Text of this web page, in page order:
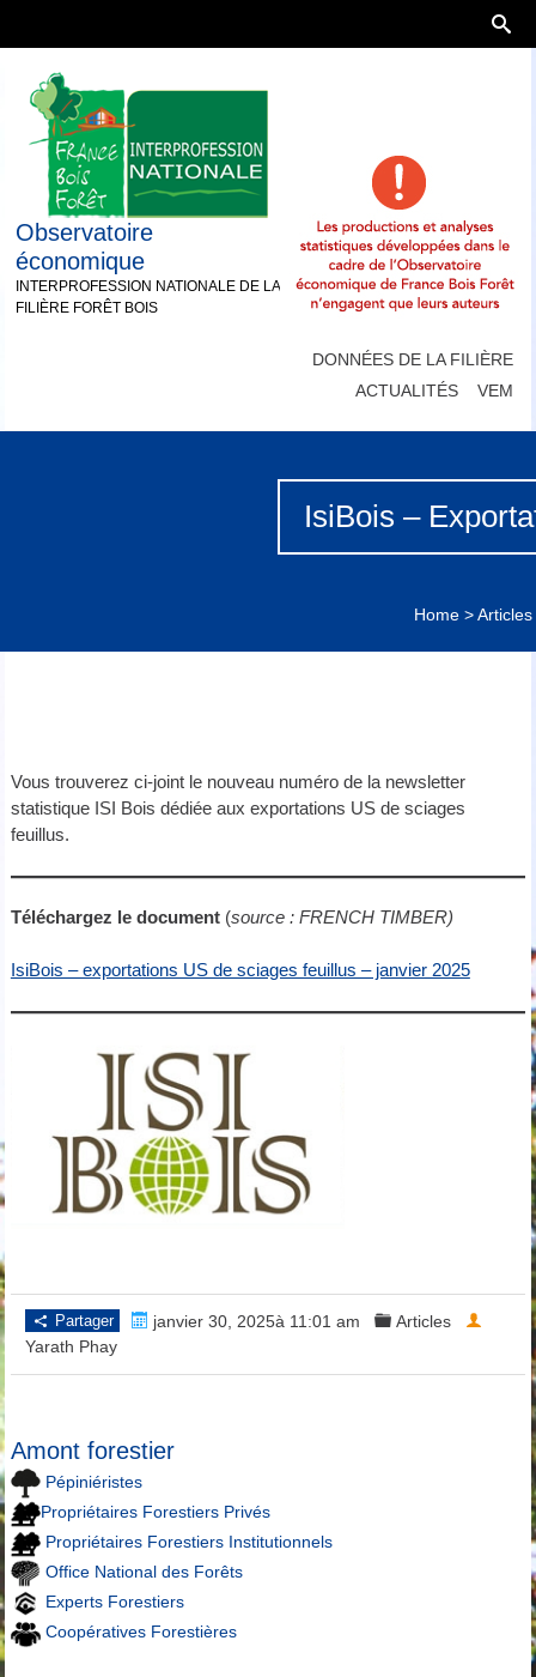
Observatoire
économique
INTERPROFESSION NATIONALE DE LA
FILIÈRE FORÊT BOIS
DONNÉES DE LA FILIÈRE
ACTUALITÉS
VEM
IsiBois –
Home>Articles
Vous trouverez ci-joint le nouveau numéro de la newsletter
statistique ISI Bois dédiée aux exportations US de sciages
feuillus.
Téléchargez le document(source : FRENCH TIMBER)
IsiBois – exportations US de sciages feuillus – janvier 2025
Partager janvier 30, 2025à 11:01 am
Articles
Yarath Phay
Amont forestier
Pépiniéristes
Propriétaires Forestiers Privés
Propriétaires Forestiers Institutionnels
Office National des Forêts
Experts Forestiers
Coopératives Forestières